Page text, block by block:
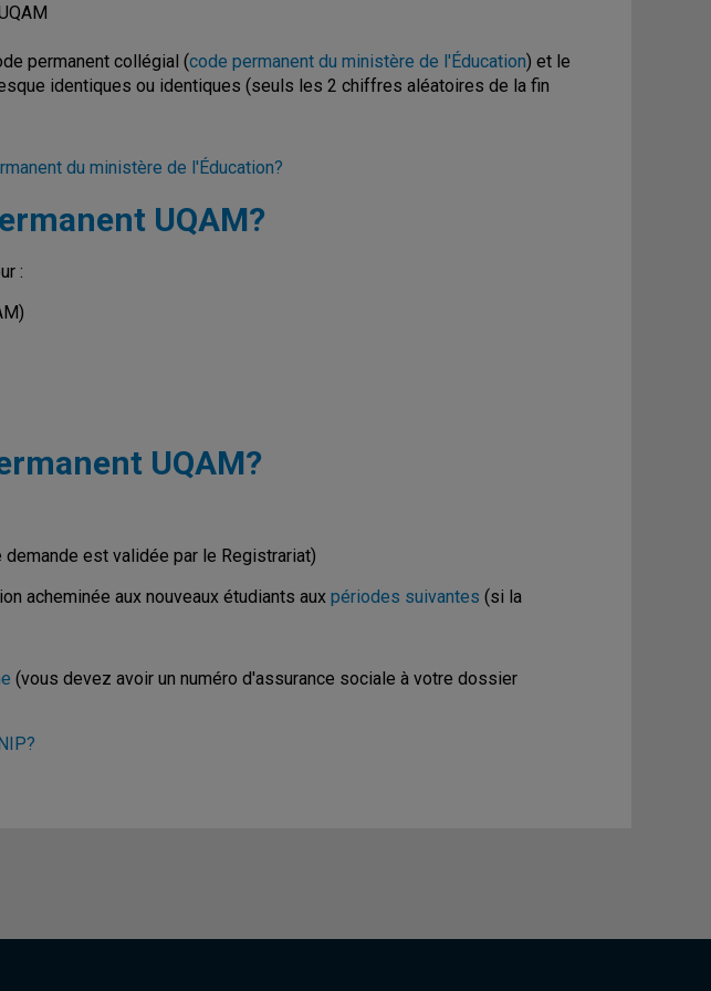
permanent collégial (code permanent du ministère de l'Éducation) et le
identiques ou identiques (seuls les 2 chiffres aléatoires de la fin
du ministère de l'Éducation?
UQAM?
:
UQAM?
demande est validée par le Registrariat)
acheminée aux nouveaux étudiants aux périodes suivantes (si la
(vous devez avoir un numéro d'assurance sociale à votre dossier